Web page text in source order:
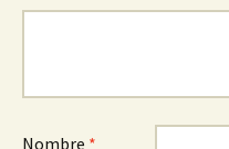
Nombre *